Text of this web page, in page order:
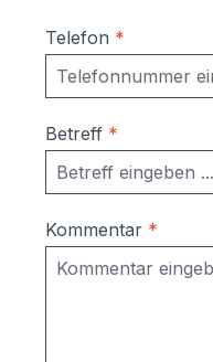
Telefon *
Betreff *
Kommentar *